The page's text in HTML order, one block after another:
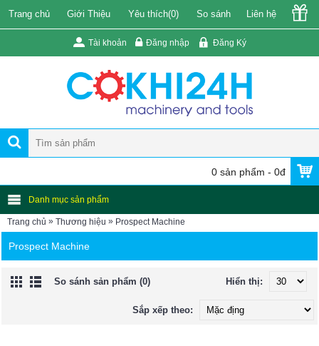
Trang chủ Giới Thiệu Yêu thích(0) So sánh Liên hệ
Tài khoản Đăng nhập Đăng Ký
0 sản phẩm - 0đ
Danh mục sản phẩm
Trang chủ » Thương hiệu » Prospect Machine
Prospect Machine
So sánh sản phẩm (0) Hiển thị:
Sắp xếp theo: